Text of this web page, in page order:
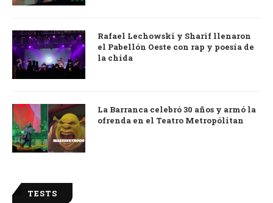
Rafael Lechowski y Sharif llenaron
el Pabellón Oeste con rap y poesía de
la chida
La Barranca celebró 30 años y armó la
ofrenda en el Teatro Metropólitan
TESTS